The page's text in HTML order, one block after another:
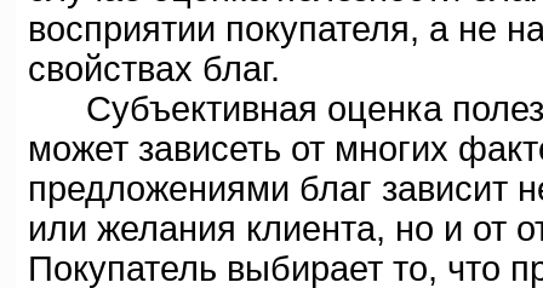
восприятии покупателя, а не
свойствах благ.
Субъективная оценка
может зависеть от многих
предложениями благ зависит
или желания клиента, но и от
Покупатель выбирает то, что